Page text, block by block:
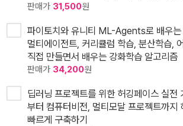
판매가 31,500원
파이토치와 유니티 ML-Agents로 배우
멀티에이전트, 커리큘럼 학습, 분산학습,
직접 만들면서 배우는 강화학습 알고리즘
판매가 34,200원
딥러닝 프로젝트를 위한 허깅페이스 실전
부터 컴퓨터비전, 멀티모달 프로젝트까지
빠르게 구축하기